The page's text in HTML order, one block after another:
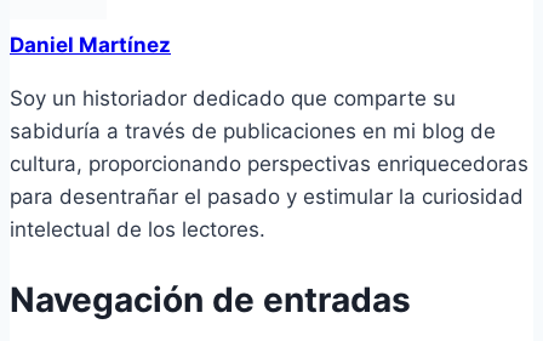
Daniel Martínez
Soy un historiador dedicado que comparte su
sabiduría a través de publicaciones en mi blog de
cultura, proporcionando perspectivas enriquecedoras
para desentrañar el pasado y estimular la curiosidad
intelectual de los lectores.
Navegación de entradas